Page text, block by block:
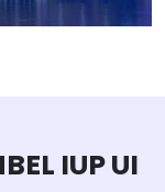
IUP UI